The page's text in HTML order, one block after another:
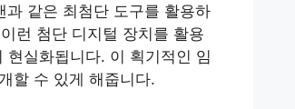
같은 최첨단 도구를 활용하
런 첨단 디지털 장치를 활용
실화됩니다. 이 획기적인 임
할 수 있게 해줍니다.